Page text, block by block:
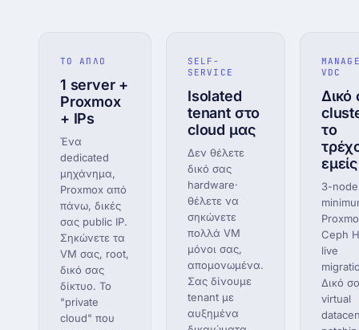
ΤΟ ΑΠΛΟ
1 server +
Proxmox
+ IPs
Ένα
dedicated
μηχάνημα,
Proxmox από
πάνω, δικές
σας public IP.
Σηκώνετε τα
VM σας, root,
δικό σας
δίκτυο. Το
"private
cloud" που
SELF-
SERVICE
Isolated
tenant στο
cloud μας
Δεν θέλετε
δικό σας
hardware·
θέλετε να
σηκώνετε
πολλά VM
μόνοι σας,
απομονωμένα.
Σας δίνουμε
tenant με
αυξημένα
VDC
Δικό
το
εμείς
3-node
Ceph
live
Δικό
virtual